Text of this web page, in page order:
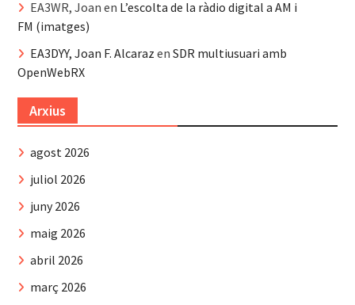
EA3WR, Joan en L’escolta de la ràdio digital a AM i
FM (imatges)
EA3DYY, Joan F. Alcaraz en SDR multiusuari amb
OpenWebRX
Arxius
agost 2026
juliol 2026
juny 2026
maig 2026
abril 2026
març 2026